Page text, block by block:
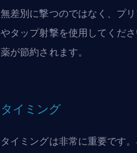
無差別に撃つのではなく、プ
やタップ射撃を使用してくだ
薬が節約されます。
タイミング
タイミングは非常に重要です